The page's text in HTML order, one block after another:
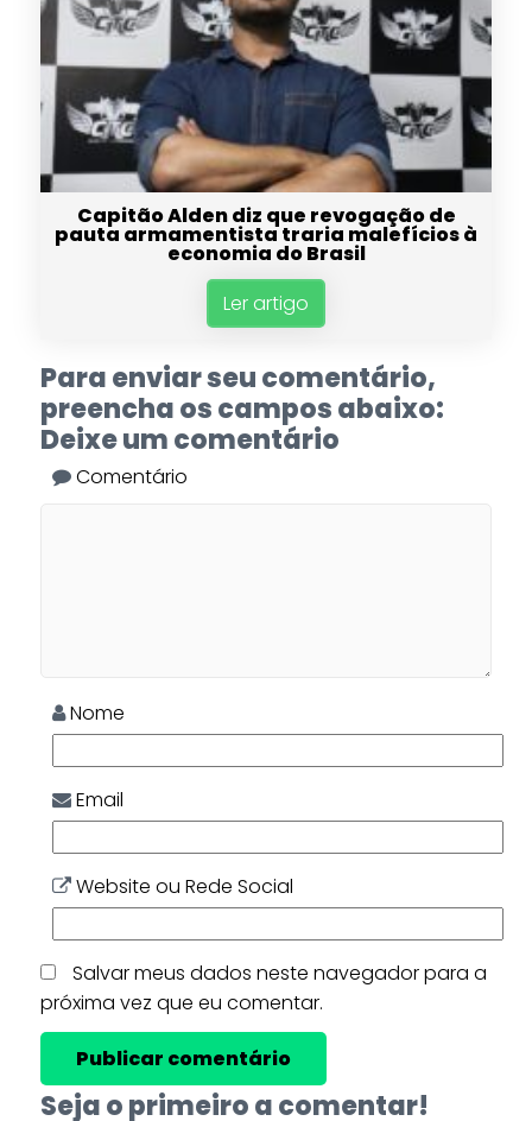
Capitão Alden diz que revogação de
pauta armamentista traria malefícios à
economia do Brasil
Ler artigo
Para enviar seu comentário,
preencha os campos abaixo:
Deixe um comentário
Comentário
Nome
Email
Website ou Rede Social
Salvar meus dados neste navegador para a
próxima vez que eu comentar.
Seja o primeiro a comentar!